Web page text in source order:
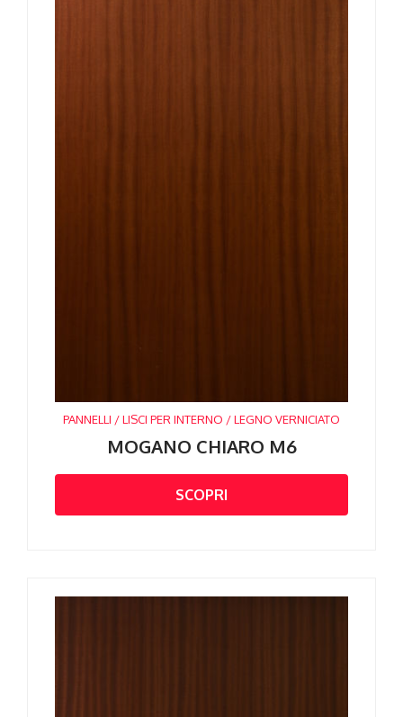
PANNELLI / LISCI PER INTERNO / LEGNO VERNICIATO
MOGANO CHIARO M6
SCOPRI